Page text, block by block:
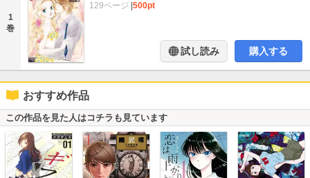
1
巻
129ページ 500pt
試し読み 購入する
おすすめ作品
この作品を見た人はコチラも見ています